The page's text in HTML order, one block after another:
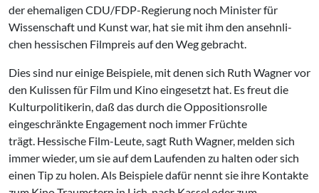
der ehemali­gen CDU/FDP-Regierung noch Minister für
Wissenschaft und Kunst war, hat sie mit ihm den ansehnli­
chen hessischen Filmpreis auf den Weg gebracht.
Dies sind nur einige Beispiele, mit denen sich Ruth Wagner vor
den Kulissen für Film und Kino eingesetzt hat. Es freut die
Kulturpoliti­kerin, daß das durch die Opposi­tionsrolle
eingeschränkte Engage­ment noch immer Früchte
trägt. Hessische Film-Leute, sagt Ruth Wagner, melden sich
immer wieder, um sie auf dem Laufenden zu halten oder sich
einen Tip zu holen. Als Beispiele dafür nennt sie ihre Kon­takte